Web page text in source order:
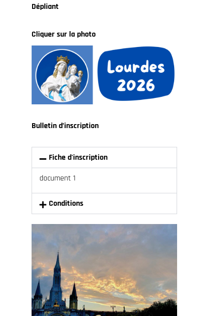
Dépliant
Cliquer sur la photo
Bulletin d’inscription
Fiche d'inscription
document 1
Conditions